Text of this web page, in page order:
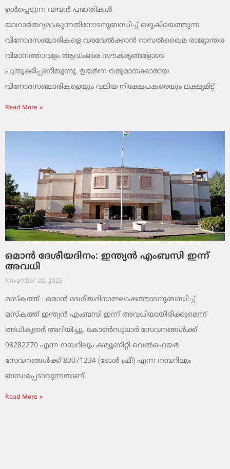
ഉൾപ്പെടുന്ന വമ്പൻ പദ്ധതികൾ
യാഥാർത്ഥ്യമാകുന്നതിനോടനുബന്ധിച്ച് ഒഴുകിയെത്തുന്ന
വിനോദസഞ്ചാരികളെ വരവേൽക്കാൻ റാസൽഖൈമ രാജ്യാന്തര
വിമാനത്താവളം ആഡംബര സൗകര്യങ്ങളോടെ
പുതുക്കിപ്പണിയുന്നു. ഉയർന്ന വരുമാനക്കാരായ
വിനോദസഞ്ചാരികളെയും വലിയ നിക്ഷേപകരെയും ലക്ഷ്യമിട്ട്
Read More »
ഒമാൻ ദേശീയദിനം: ഇന്ത്യൻ എംബസി ഇന്ന്
അവധി
November 20, 2025
മസ്‌കത്ത് ∙ ഒമാൻ ദേശീയദിനാഘോഷത്താടനുബന്ധിച്ച്
മസ്‌കത്ത് ഇന്ത്യൻ എംബസി ഇന്ന് അവധിയായിരിക്കുമെന്ന്
അധികൃതർ അറിയിച്ചു. കോൺസുലാർ സേവനങ്ങൾക്ക്
98282270 എന്ന നമ്പറിലും കമ്യൂണിറ്റി വെൽഫെയർ
സേവനങ്ങൾക്ക് 80071234 (ടോൾ ഫ്രീ) എന്ന നമ്പറിലും
ബന്ധപ്പെടാവുന്നതാണ്.
Read More »